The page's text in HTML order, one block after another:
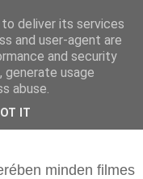
David Lynch
minden filmes
deliver its services
and user-agent are
and security
usage
abuse.
IT